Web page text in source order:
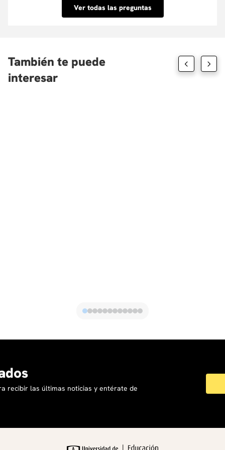
inmediata. Conoce las entidades con las que
tenemos convenio aquí.
Ver todas las preguntas
También te puede
interesar
recibir las últimas noticias y entérate de